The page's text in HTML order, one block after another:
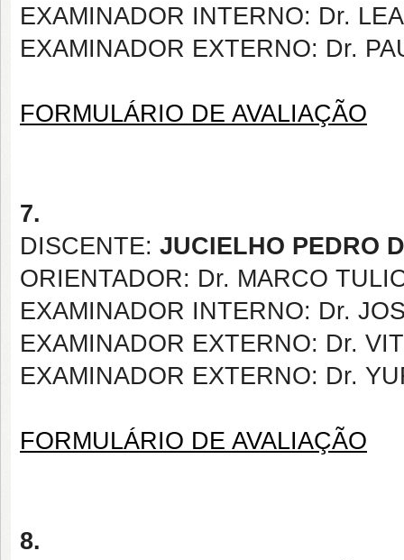
EXAMINADOR INTERNO: Dr.
EXAMINADOR EXTERNO: Dr.
FORMULÁRIO DE AVALIAÇÃO
7.
DISCENTE: JUCIELHO PEDRO
ORIENTADOR: Dr. MARCO
EXAMINADOR INTERNO: Dr.
EXAMINADOR EXTERNO: Dr.
EXAMINADOR EXTERNO: Dr.
FORMULÁRIO DE AVALIAÇÃO
8.